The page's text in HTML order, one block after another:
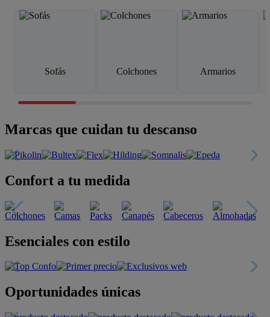
Sofás Colchones Armarios
Marcas que cuidan tu descanso
Confort a tu medida
Esenciales con estilo
Oportunidades únicas